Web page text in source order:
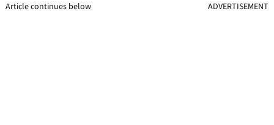
Article continues below ADVERTISEMENT